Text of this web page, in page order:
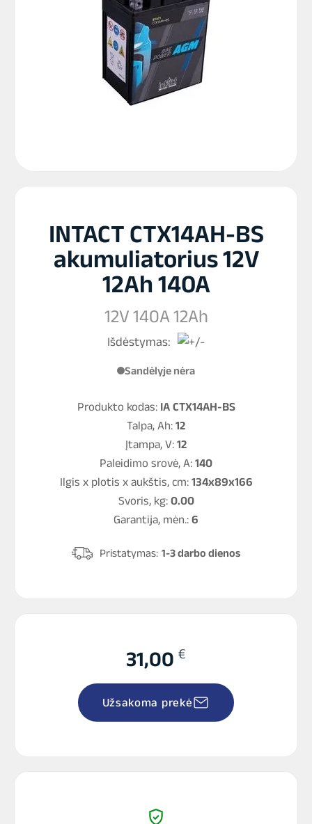
INTACT CTX14AH-BS
akumuliatorius 12V
12Ah 140A
12V 140A 12Ah
Išdėstymas:
Sandėlyje nėra
Produkto kodas: IA CTX14AH-BS
Talpa, Ah: 12
Įtampa, V: 12
Paleidimo srovė, A: 140
Ilgis x plotis x aukštis, cm: 134x89x166
Svoris, kg: 0.00
Garantija, mėn.: 6
Pristatymas: 1-3 darbo dienos
31,00 €
Užsakoma prekė